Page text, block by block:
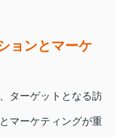
ョンとマーケ
ターゲットとなる訪
マーケティングが重